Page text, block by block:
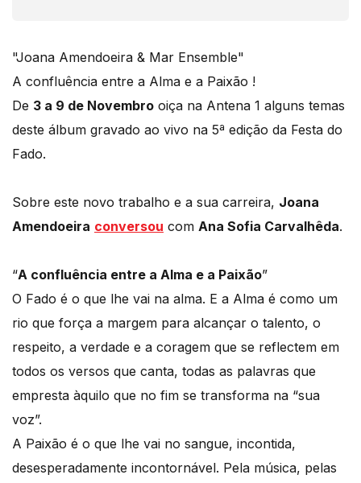
"Joana Amendoeira & Mar Ensemble"
A confluência entre a Alma e a Paixão !
De 3 a 9 de Novembro oiça na Antena 1 alguns temas
deste álbum gravado ao vivo na 5ª edição da Festa do
Fado.
Sobre este novo trabalho e a sua carreira, Joana
Amendoeira conversou com Ana Sofia Carvalhêda.
“A confluência entre a Alma e a Paixão”
O Fado é o que lhe vai na alma. E a Alma é como um
rio que força a margem para alcançar o talento, o
respeito, a verdade e a coragem que se reflectem em
todos os versos que canta, todas as palavras que
empresta àquilo que no fim se transforma na “sua
voz”.
A Paixão é o que lhe vai no sangue, incontida,
desesperadamente incontornável. Pela música, pelas